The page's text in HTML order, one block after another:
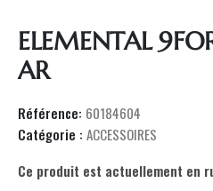
ELEMENTAL
AR
Référence: 60184604
Catégorie : ACCESSOIRES
Ce produit est actuellement en